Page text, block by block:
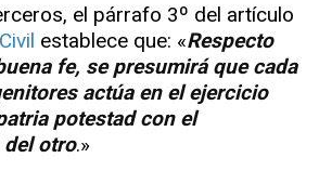
el párrafo 3º del artículo
establece que: «Respecto
fe, se presumirá que cada
actúa en el ejercicio
potestad con el
otro.»